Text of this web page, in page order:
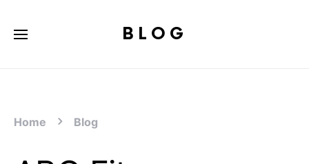
BLOG
Home Blog